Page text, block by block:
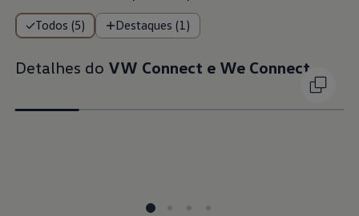
Todos (5) Destaques (1)
Detalhes do VW Connect e We Connect